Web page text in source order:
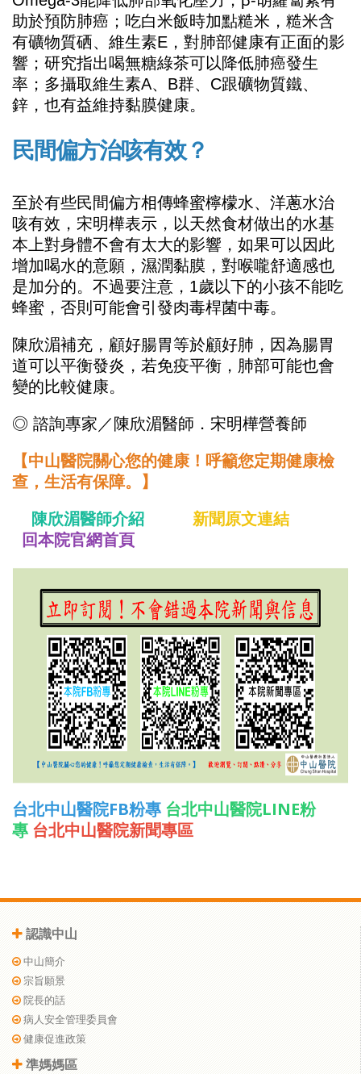
助於預防肺癌；吃白米飯時加點糙米，糙米含
有礦物質硒、維生素E，對肺部健康有正面的影
響；研究指出喝無糖綠茶可以降低肺癌發生
率；多攝取維生素A、B群、C跟礦物質鐵、
鋅，也有益維持黏膜健康。
民間偏方治咳有效？
至於有些民間偏方相傳蜂蜜檸檬水、洋蔥水治
咳有效，宋明樺表示，以天然食材做出的水基
本上對身體不會有太大的影響，如果可以因此
增加喝水的意願，濕潤黏膜，對喉嚨舒適感也
是加分的。不過要注意，1歲以下的小孩不能吃
蜂蜜，否則可能會引發肉毒桿菌中毒。
陳欣湄補充，顧好腸胃等於顧好肺，因為腸胃
道可以平衡發炎，若免疫平衡，肺部可能也會
變的比較健康。
◎ 諮詢專家／陳欣湄醫師．宋明樺營養師
【中山醫院關心您的健康！呼籲您定期健康檢
查，生活有保障。】
陳欣湄醫師介紹
新聞原文連結
回本院官網首頁
台北中山醫院FB粉專 台北中山醫院LINE粉
專 台北中山醫院新聞專區
認識中山
中山簡介
宗旨願景
院長的話
病人安全管理委員會
健康促進政策
準媽媽區